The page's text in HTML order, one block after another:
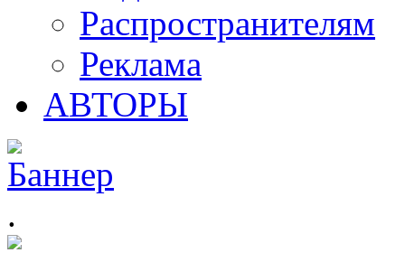
Распространителям
Реклама
АВТОРЫ
.